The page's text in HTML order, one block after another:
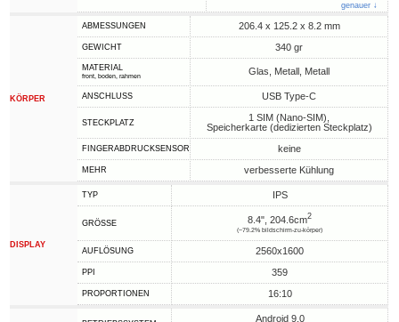
genauer ↓
KÖRPER
ABMESSUNGEN 206.4 x 125.2 x 8.2 mm
GEWICHT 340 gr
MATERIAL
front, boden, rahmen Glas, Metall, Metall
ANSCHLUSS USB Type-C
STECKPLATZ
1 SIM (Nano-SIM),
Speicherkarte (dedizierten Steckplatz)
FINGERABDRUCKSENSOR keine
MEHR verbesserte Kühlung
DISPLAY
TYP IPS
GRÖSSE 8.4", 204.6cm2
(~79.2% bildschirm-zu-körper)
AUFLÖSUNG 2560x1600
PPI 359
PROPORTIONEN 16:10
Android 9.0